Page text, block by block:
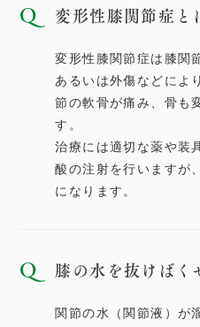
変形性膝関節症と
変形性膝関節症は膝関
あるいは外傷などによ
節の軟骨が痛み、骨も
す。
治療には適切な薬や装
酸の注射を行いますが
になります。
膝の水を抜けばく
関節の水（関節液）が